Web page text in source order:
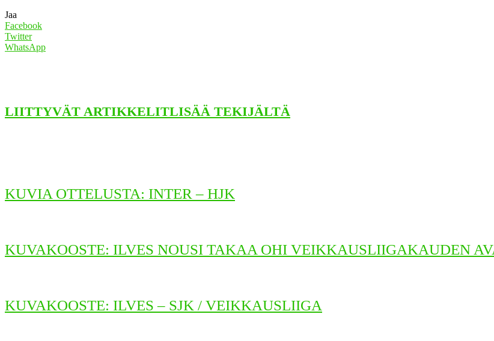
Jaa
Facebook
Twitter
WhatsApp
LIITTYVÄT ARTIKKELITLISÄÄ TEKIJÄLTÄ
KUVIA OTTELUSTA: INTER – HJK
KUVAKOOSTE: ILVES NOUSI TAKAA OHI VEIKKAUSLIIGAKAUDEN
KUVAKOOSTE: ILVES – SJK / VEIKKAUSLIIGA